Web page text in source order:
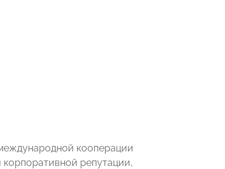
кооперации
корпоративной репутации,